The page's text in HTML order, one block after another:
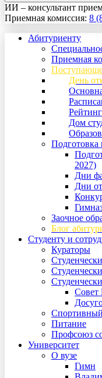
ИИ – консультант
Приемная комиссия: 8
Абитуриенту
Приемная
День
Дом
2027)
Дни
Дни
Заочное
Блог
Студенту и
Кураторы
Совет
Питание
Профсоюз
Университет
О вузе
Гимн